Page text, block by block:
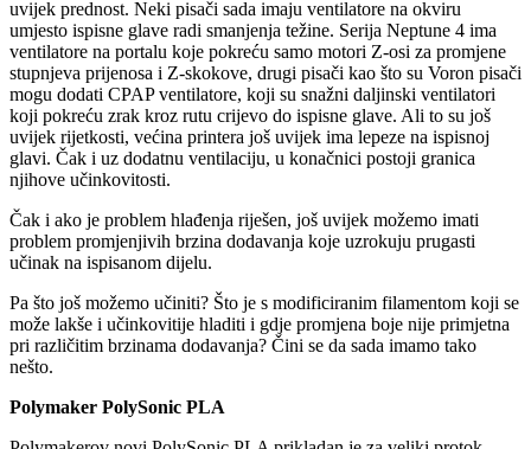
uvijek prednost. Neki pisači sada imaju ventilatore na okviru
umjesto ispisne glave radi smanjenja težine. Serija Neptune 4 ima
ventilatore na portalu koje pokreću samo motori Z-osi za promjene
stupnjeva prijenosa i Z-skokove, drugi pisači kao što su Voron pisači
mogu dodati CPAP ventilatore, koji su snažni daljinski ventilatori
koji pokreću zrak kroz rutu crijevo do ispisne glave. Ali to su još
uvijek rijetkosti, većina printera još uvijek ima lepeze na ispisnoj
glavi. Čak i uz dodatnu ventilaciju, u konačnici postoji granica
njihove učinkovitosti.
Čak i ako je problem hlađenja riješen, još uvijek možemo imati
problem promjenjivih brzina dodavanja koje uzrokuju prugasti
učinak na ispisanom dijelu.
Pa što još možemo učiniti? Što je s modificiranim filamentom koji se
može lakše i učinkovitije hladiti i gdje promjena boje nije primjetna
pri različitim brzinama dodavanja? Čini se da sada imamo tako
nešto.
Polymaker PolySonic PLA